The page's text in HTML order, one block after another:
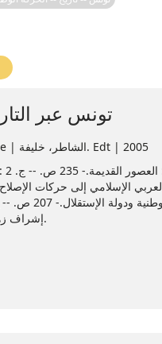
تونس عبر
Livre | الشاطر، خليفة. Edt | 2005
ج.
إشراف زهير مظفر.- 207 ص.